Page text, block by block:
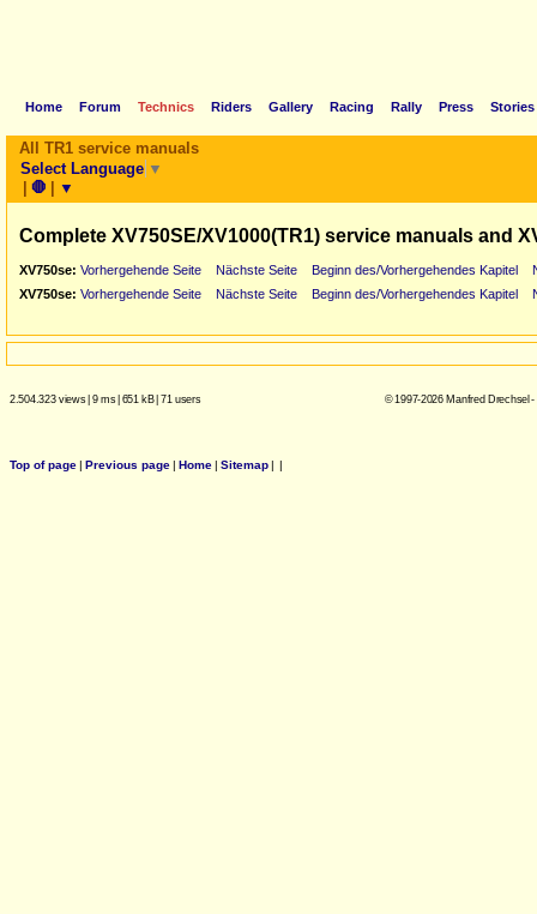
Home Forum Technics Riders Gallery Racing Rally Press Stories
All TR1 service manuals
Select Language ▼
| 🛑 | ▼
Complete XV750SE/XV1000(TR1) service manuals and
XV750se: Vorhergehende Seite Nächste Seite Beginn des/Vorhergehendes Kapitel
XV750se: Vorhergehende Seite Nächste Seite Beginn des/Vorhergehendes Kapitel
2.504.323 views| 9 ms| 651 kB| 71 users © 1997-2026 Manfred Drechsel
Top of page| Previous page| Home| Sitemap| |